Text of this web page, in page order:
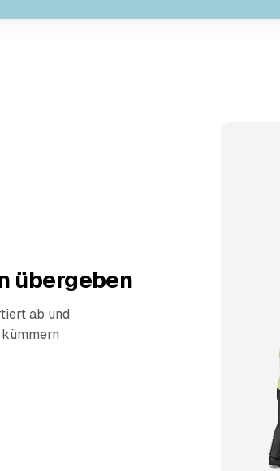
übergeben
ab und